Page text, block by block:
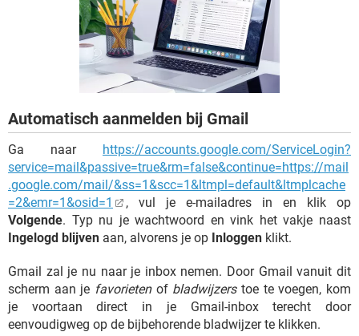
Automatisch aanmelden bij Gmail
Ga naar https://accounts.google.com/ServiceLogin?
service=mail&passive=true&rm=false&continue=https://mail
.google.com/mail/&ss=1&scc=1&ltmpl=default&ltmplcache
=2&emr=1&osid=1
, vul je e-mailadres in en klik op
Volgende. Typ nu je wachtwoord en vink het vakje naast
Ingelogd blijven aan, alvorens je op Inloggen klikt.
Gmail zal je nu naar je inbox nemen. Door Gmail vanuit dit
scherm aan je favorietenof bladwijzerstoe te voegen, kom
je voortaan direct in je Gmail-inbox terecht door
eenvoudigweg op de bijbehorende bladwijzer te klikken.